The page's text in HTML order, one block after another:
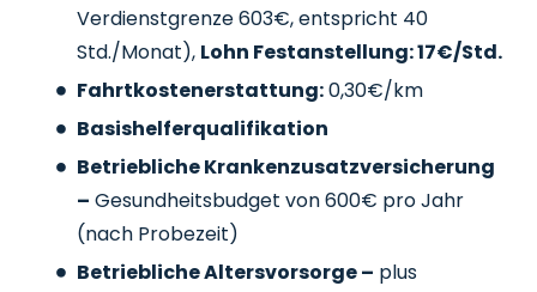
Verdienstgrenze 603€, entspricht 40
Std./Monat), Lohn Festanstellung: 17€/Std.
Fahrtkostenerstattung:0,30€/km
Basishelferqualifikation
Betriebliche Krankenzusatzversicherung
– Gesundheitsbudget von 600€ pro Jahr
(nach Probezeit)
Betriebliche Altersvorsorge – plus